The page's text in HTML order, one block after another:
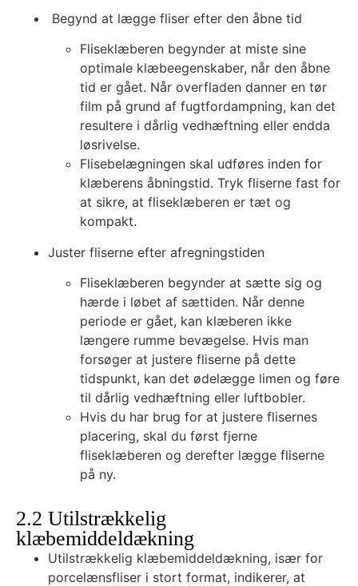
Begynd at lægge fliser efter den åbne tid
Fliseklæberen begynder at miste sine
optimale klæbeegenskaber, når den åbne
tid er gået. Når overfladen danner en tør
film på grund af fugtfordampning, kan det
resultere i dårlig vedhæftning eller endda
løsrivelse.
Flisebelægningen skal udføres inden for
klæberens åbningstid. Tryk fliserne fast for
at sikre, at fliseklæberen er tæt og
kompakt.
Juster fliserne efter afregningstiden
Fliseklæberen begynder at sætte sig og
hærde i løbet af sættiden. Når denne
periode er gået, kan klæberen ikke
længere rumme bevægelse. Hvis man
forsøger at justere fliserne på dette
tidspunkt, kan det ødelægge limen og føre
til dårlig vedhæftning eller luftbobler.
Hvis du har brug for at justere flisernes
placering, skal du først fjerne
fliseklæberen og derefter lægge fliserne
på ny.
2.2 Utilstrækkelig
klæbemiddeldækning
Utilstrækkelig klæbemiddeldækning, især for
porcelænsfliser i stort format, indikerer, at